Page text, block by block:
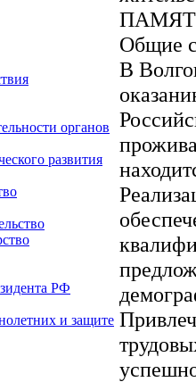
органов
развития
РФ
и защите
Общие
В